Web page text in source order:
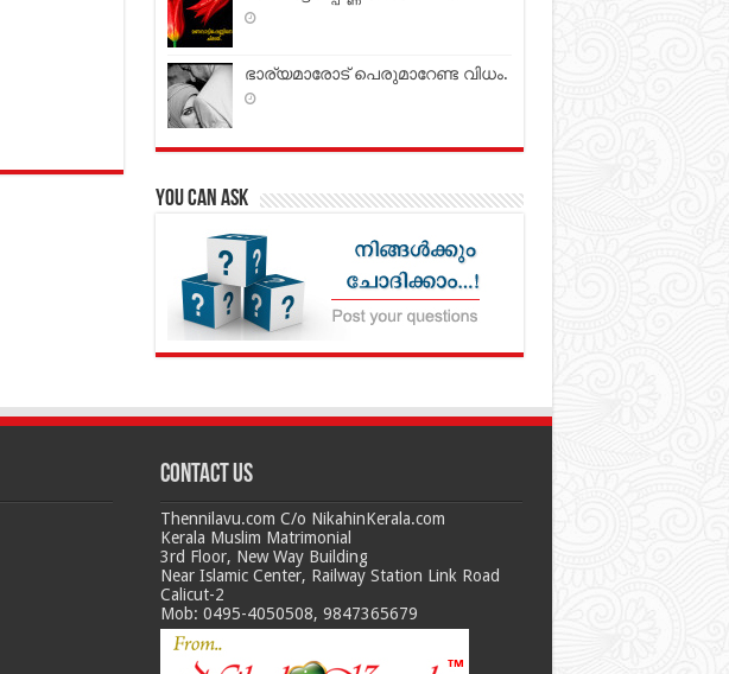
ഭാര്യമാരോട് പെരുമാറേണ്ട വിധം.
You can Ask
Contact us
Thennilavu.com C/o NikahinKerala.com
Kerala Muslim Matrimonial
3rd Floor, New Way Building
Near Islamic Center, Railway Station Link Road
Calicut-2
Mob: 0495-4050508, 9847365679